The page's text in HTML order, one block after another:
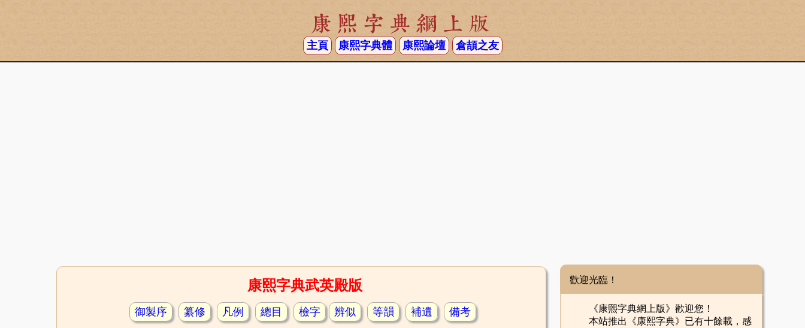
康熙字典網上版
主頁 康熙字典體 康熙論壇 倉頡之友
康熙字典武英殿版
御製序 纂修 凡例 總目 檢字 辨似 等韻 補遺 備考
歡迎光臨！
《康熙字典網上版》歡迎您！
本站推出《康熙字典》已有十餘載，感